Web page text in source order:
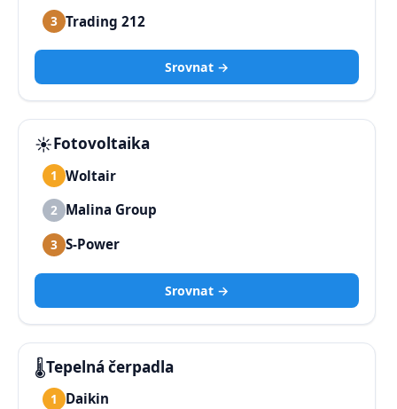
3 Trading 212
Srovnat →
☀️Fotovoltaika
1 Woltair
2 Malina Group
3 S-Power
Srovnat →
🌡️Tepelná čerpadla
1 Daikin